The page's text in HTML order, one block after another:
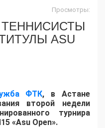
Просмотры:
ТЕННИСИСТЫ
ASU
ФТК, в Астане
второй недели
турнира
«Asu Open».